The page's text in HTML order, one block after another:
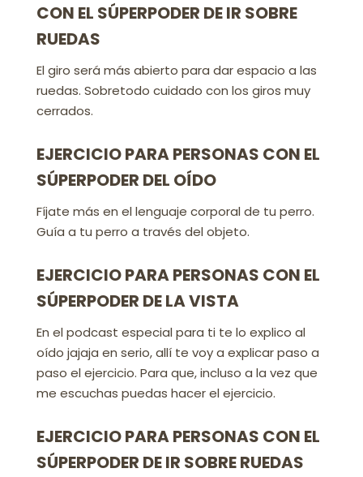
CON EL SÚPERPODER DE IR SOBRE
RUEDAS
El giro será más abierto para dar espacio a las
ruedas. Sobretodo cuidado con los giros muy
cerrados.
EJERCICIO PARA PERSONAS CON EL
SÚPERPODER DEL OÍDO
Fíjate más en el lenguaje corporal de tu perro.
Guía a tu perro a través del objeto.
EJERCICIO PARA PERSONAS CON EL
SÚPERPODER DE LA VISTA
En el podcast especial para ti te lo explico al
oído jajaja en serio, allí te voy a explicar paso a
paso el ejercicio. Para que, incluso a la vez que
me escuchas puedas hacer el ejercicio.
EJERCICIO PARA PERSONAS CON EL
SÚPERPODER DE IR SOBRE RUEDAS